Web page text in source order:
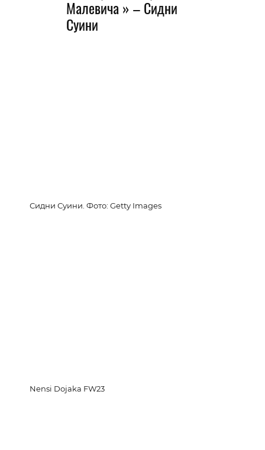
Малевича » – Сидни
Суини
Сидни Суини. Фото: Getty Images
Nensi Dojaka FW23